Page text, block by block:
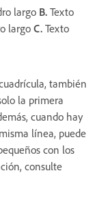
largo B. Texto
largo C. Texto
también
la primera
cuando hay
línea, puede
con los
consulte